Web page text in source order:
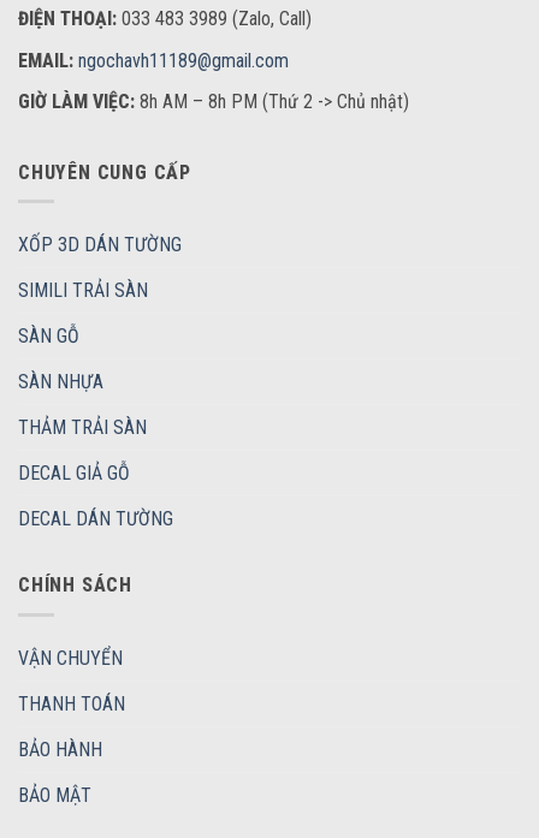
ĐIỆN THOẠI: 033 483 3989 (Zalo, Call)
EMAIL: ngochavh11189@gmail.com
GIỜ LÀM VIỆC: 8h AM – 8h PM (Thứ 2 -> Chủ nhật)
CHUYÊN CUNG CẤP
XỐP 3D DÁN TƯỜNG
SIMILI TRẢI SÀN
SÀN GỖ
SÀN NHỰA
THẢM TRẢI SÀN
DECAL GIẢ GỖ
DECAL DÁN TƯỜNG
CHÍNH SÁCH
VẬN CHUYỂN
THANH TOÁN
BẢO HÀNH
BẢO MẬT